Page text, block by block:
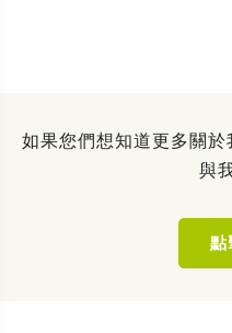
如果您們想知道更多關
與
點